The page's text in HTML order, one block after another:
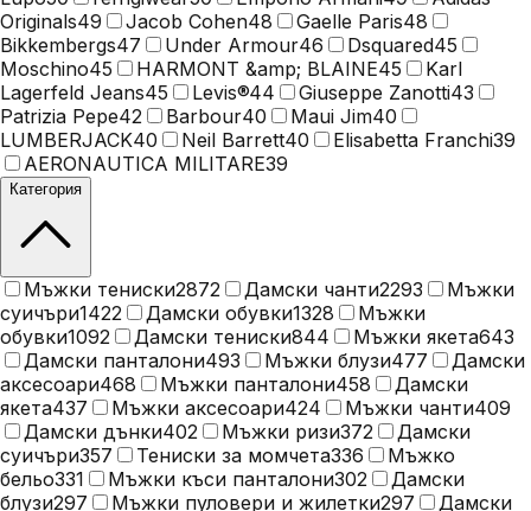
Originals49 Jacob Cohen48 Gaelle Paris48
Bikkembergs47 Under Armour46 Dsquared45
Moschino45 HARMONT &amp; BLAINE45
Karl
Lagerfeld Jeans45 Levis®44 Giuseppe Zanotti43
Patrizia Pepe42 Barbour40 Maui Jim40
LUMBERJACK40 Neil Barrett40 Elisabetta Franchi39
AERONAUTICA MILITARE39
Категория
Мъжки тениски2872 Дамски чанти2293
Мъжки
суичъри1422 Дамски обувки1328
Мъжки
обувки1092 Дамски тениски844 Мъжки якета643
Дамски панталони493 Мъжки блузи477
Дамски
аксесоари468 Мъжки панталони458
Дамски
якета437 Мъжки аксесоари424 Мъжки чанти409
Дамски дънки402 Мъжки ризи372
Дамски
суичъри357 Тениски за момчета336
Мъжко
бельо331 Мъжки къси панталони302
Дамски
блузи297 Мъжки пуловери и жилетки297 Дамски